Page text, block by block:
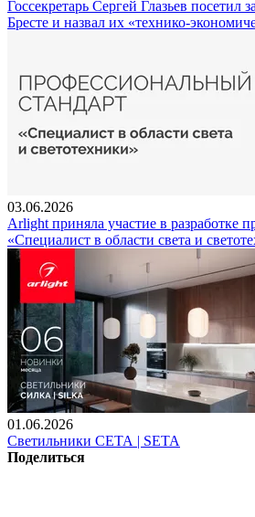
Госсекретарь Сергей Глазьев посетил
Бресте и назвал их «технико-
03.06.2026
Arlight приняла участие в разработке
«Специалист в области света и
01.06.2026
Светильники СЕТА | SETA
Поделиться